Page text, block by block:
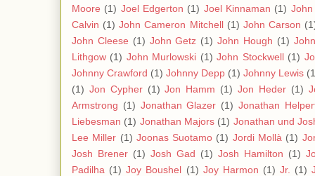
Moore (1) Joel Edgerton (1) Joel Kinnaman (1)
Calvin (1) John Cameron Mitchell (1) John Carson
John Cleese (1) John Getz (1) John Hough (1)
Lithgow (1) John Murlowski (1) John Stockwell (1)
Johnny Crawford (1) Johnny Depp (1) Johnny Lewis
(1) Jon Cypher (1) Jon Hamm (1) Jon Heder (1)
Armstrong (1) Jonathan Glazer (1) Jonathan
Liebesman (1) Jonathan Majors (1) Jonathan und
Lee Miller (1) Joonas Suotamo (1) Jordi Mollà (1)
Josh Brener (1) Josh Gad (1) Josh Hamilton (1)
Padilha (1) Joy Boushel (1) Joy Harmon (1) Jr. (1)